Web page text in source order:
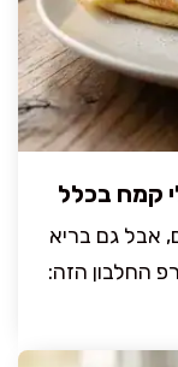
אבל גם בריא
החלבון הזה: